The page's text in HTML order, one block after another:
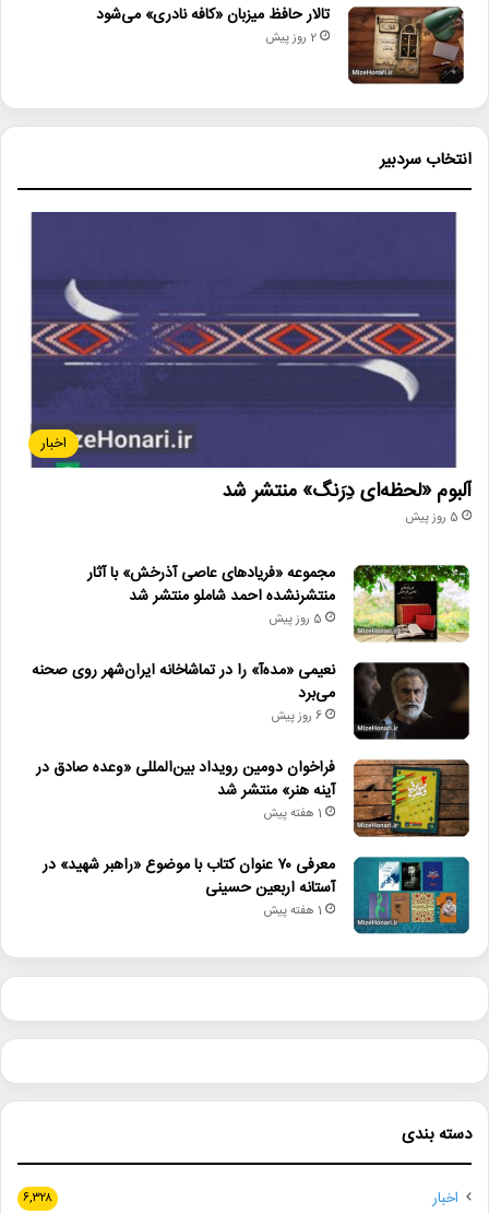
تالار حافظ میزبان «کافه نادری» می‌شود
2 روز پیش
انتخاب سردبیر
اخبار
آلبوم «لحظه‌ای دِرَنگ» منتشر شد
5 روز پیش
مجموعه «فریادهای عاصی آذرخش» با آثار
منتشرنشده احمد شاملو منتشر شد
5 روز پیش
نعیمی «مده‌آ» را در تماشاخانه ایران‌شهر روی صحنه
می‌برد
6 روز پیش
فراخوان دومین رویداد بین‌المللی «وعده صادق در
آینه هنر» منتشر شد
1 هفته پیش
معرفی ۷۰ عنوان کتاب با موضوع «راهبر شهید» در
آستانه اربعین حسینی
1 هفته پیش
دسته بندی
اخبار ۶,۳۲۸